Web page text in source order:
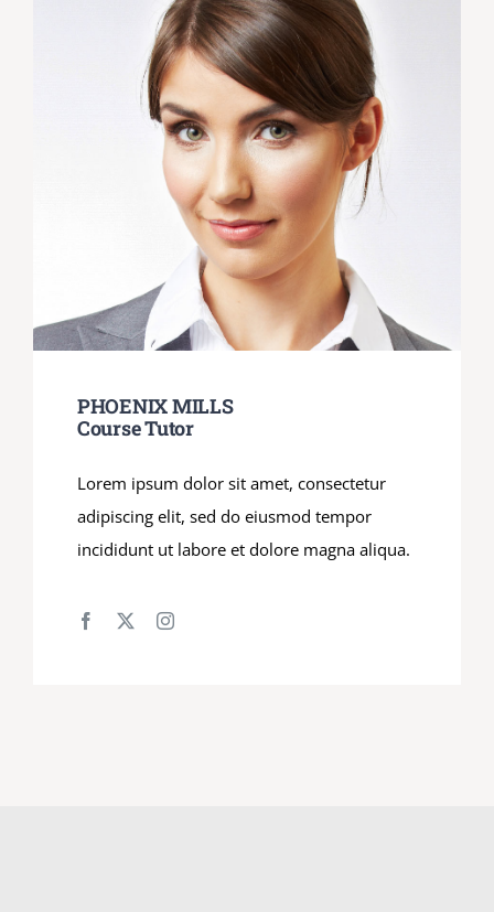
PHOENIX MILLS
Course Tutor
Lorem ipsum dolor sit amet, consectetur
adipiscing elit, sed do eiusmod tempor
incididunt ut labore et dolore magna aliqua.